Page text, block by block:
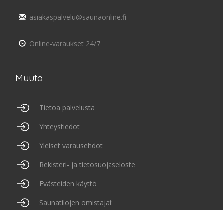
asiakaspalvelu@saunaonline.fi
Online-varaukset 24/7
Muuta
Tietoa palvelusta
Yhteystiedot
Yleiset varausehdot
Rekisteri- ja tietosuojaseloste
Evästeiden käyttö
Saunatilojen omistajat